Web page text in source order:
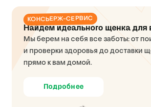
КОНСЬЕРЖ-СЕРВИС
Найдем идеального щенка для
Мы берем на себя все заботы: от
и проверки здоровья до доставки
прямо к вам домой.
Подробнее